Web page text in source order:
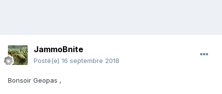
JammoBnite
Posté(e) 16 septembre 2018
Bonsoir Geopas ,